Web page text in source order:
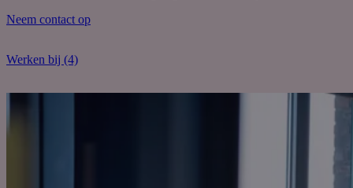
Neem contact op
Werken bij (4)